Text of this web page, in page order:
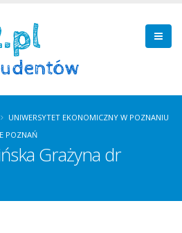
UNIWERSYTET EKONOMICZNY W POZNANIU
POZNAŃ
Grażyna dr